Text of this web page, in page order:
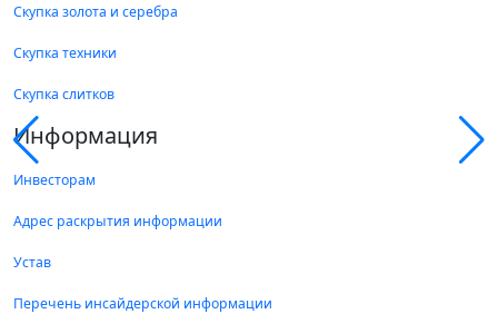
Скупка золота и серебра
Скупка техники
Скупка слитков
Информация
Инвесторам
Адрес раскрытия информации
Устав
Перечень инсайдерской информации